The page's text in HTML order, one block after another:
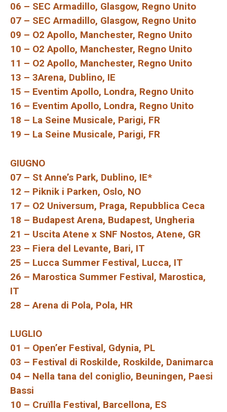
06 – SEC Armadillo, Glasgow, Regno Unito
07 – SEC Armadillo, Glasgow, Regno Unito
09 – O2 Apollo, Manchester, Regno Unito
10 – O2 Apollo, Manchester, Regno Unito
11 – O2 Apollo, Manchester, Regno Unito
13 – 3Arena, Dublino, IE
15 – Eventim Apollo, Londra, Regno Unito
16 – Eventim Apollo, Londra, Regno Unito
18 – La Seine Musicale, Parigi, FR
19 – La Seine Musicale, Parigi, FR
GIUGNO
07 – St Anne’s Park, Dublino, IE*
12 – Piknik i Parken, Oslo, NO
17 – O2 Universum, Praga, Repubblica Ceca
18 – Budapest Arena, Budapest, Ungheria
21 – Uscita Atene x SNF Nostos, Atene, GR
23 – Fiera del Levante, Bari, IT
25 – Lucca Summer Festival, Lucca, IT
26 – Marostica Summer Festival, Marostica,
IT
28 – Arena di Pola, Pola, HR
LUGLIO
01 – Open’er Festival, Gdynia, PL
03 – Festival di Roskilde, Roskilde, Danimarca
04 – Nella tana del coniglio, Beuningen, Paesi
Bassi
10 – Cruïlla Festival, Barcellona, ​​ES